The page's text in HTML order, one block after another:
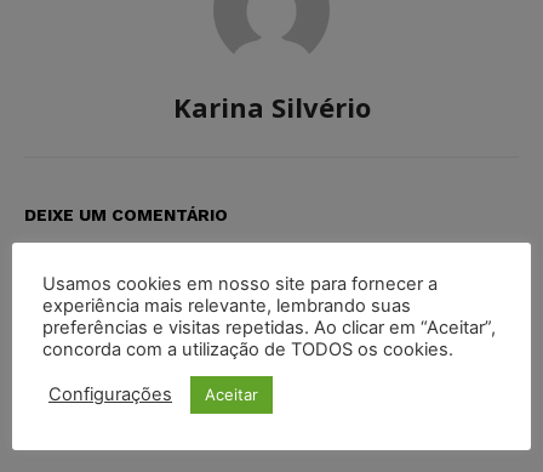
Karina Silvério
DEIXE UM COMENTÁRIO
Usamos cookies em nosso site para fornecer a
experiência mais relevante, lembrando suas
preferências e visitas repetidas. Ao clicar em “Aceitar”,
concorda com a utilização de TODOS os cookies.
Configurações Aceitar